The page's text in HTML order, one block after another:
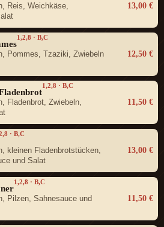
Reis, Weichkäse,
13,00 €
1,2,8 · B,C
Pommes, Tzaziki, Zwiebeln
12,50 €
1,2,8 · B,C
Fladenbrot, Zwiebeln,
11,50 €
· B,C
kleinen Fladenbrotstücken,
und Salat
13,00 €
1,2,8 · B,C
Pilzen, Sahnesauce und
11,50 €